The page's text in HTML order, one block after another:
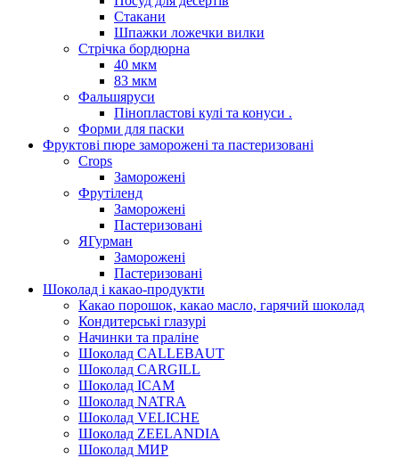
Стакани
Шпажки ложечки вилки
Стрічка бордюрна
40 мкм
83 мкм
Фальшяруси
Пінопластові кулі та конуси .
Форми для паски
Фруктові пюре заморожені та пастеризовані
Crops
Заморожені
Фрутіленд
Заморожені
Пастеризовані
ЯГурман
Заморожені
Пастеризовані
Шоколад і какао-продукти
Какао порошок, какао масло, гарячий шоколад
Кондитерські глазурі
Начинки та праліне
Шоколад CALLEBAUT
Шоколад CARGILL
Шоколад ICAM
Шоколад NATRA
Шоколад VELICHE
Шоколад ZEELANDIA
Шоколад МИР